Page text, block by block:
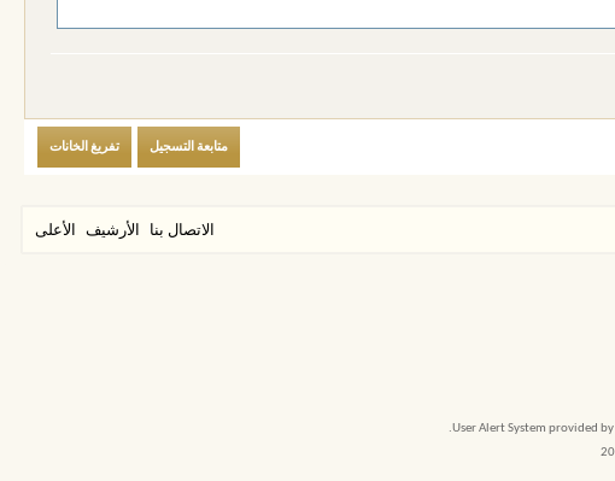
الاتصال بنا الأرشيف الأعلى
User Alert System provided by